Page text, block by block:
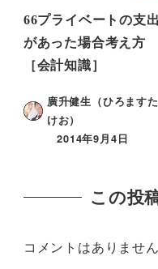
66プライベートの支出
があった場合考え方
［会計知識］
廣升健生（ひろますた
けお）
2014年9月4日
この投
コメントはありません